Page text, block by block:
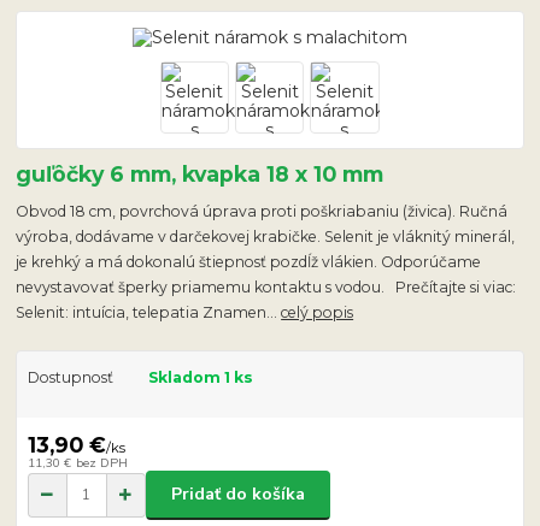
guľôčky 6 mm, kvapka 18 x 10 mm
Obvod 18 cm, povrchová úprava proti poškriabaniu (živica). Ručná
výroba, dodávame v darčekovej krabičke. Selenit je vláknitý minerál,
je krehký a má dokonalú štiepnosť pozdĺž vlákien. Odporúčame
nevystavovať šperky priamemu kontaktu s vodou. Prečítajte si viac:
Selenit: intuícia, telepatia Znamen...celý popis
Dostupnosť Skladom 1 ks
13,90 €/ks
11,30 € bez DPH
Pridať do košíka